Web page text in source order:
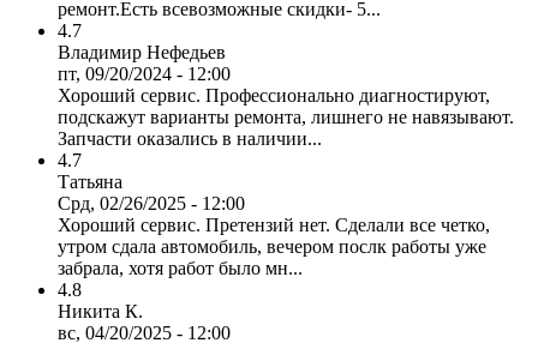
ремонт.Есть всевозможные скидки- 5...
4.7
Владимир Нефедьев
пт, 09/20/2024 - 12:00
Хороший сервис. Профессионально диагностируют,
подскажут варианты ремонта, лишнего не навязывают.
Запчасти оказались в наличии...
4.7
Татьяна
Срд, 02/26/2025 - 12:00
Хороший сервис. Претензий нет. Сделали все четко,
утром сдала автомобиль, вечером послк работы уже
забрала, хотя работ было мн...
4.8
Никита К.
вс, 04/20/2025 - 12:00